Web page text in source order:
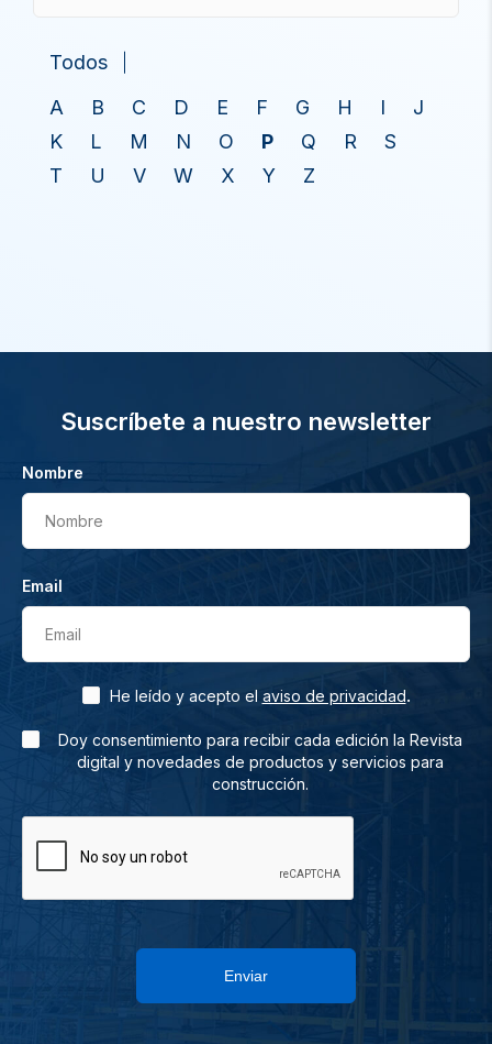
Todos
A
B C D E F G H I
J
K
L M N O P Q R
S
T
U V W X Y Z
Suscríbete a nuestro newsletter
Nombre
Nombre
Email
Email
He leído y acepto el aviso de privacidad.
Doy consentimiento para recibir cada edición la Revista
digital y novedades de productos y servicios para
construcción.
Enviar